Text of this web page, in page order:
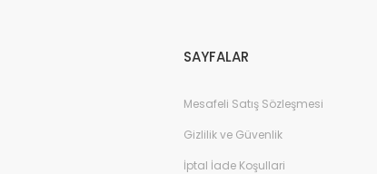
SAYFALAR
Mesafeli Satış Sözleşmesi
Gizlilik ve Güvenlik
İptal İade Koşullari